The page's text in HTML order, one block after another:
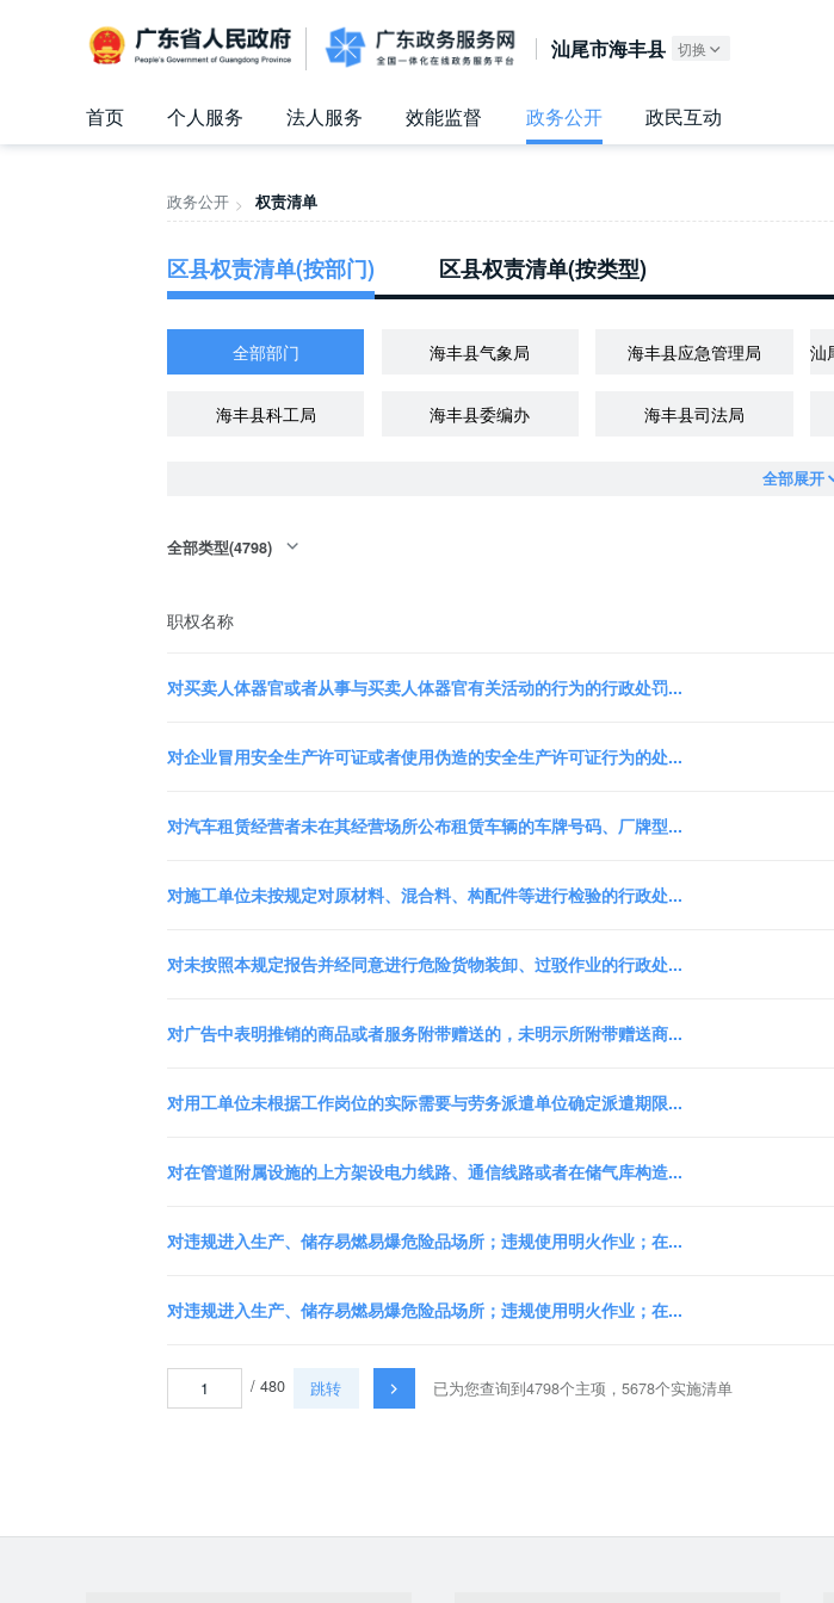
信访相关法规
信访常见问题
广东省人民政府 广东政务服务网
汕尾市海丰县 切换
首页 个人服务 法人服务 效能监督 政务公开 政民互动
政务公开 > 权责清单
区县权责清单(按部门) 区县权责清单(按类型)
全部部门 海丰县气象局 海丰县应急管理局
海丰县科工局 海丰县委编办 海丰县司法局
全部展开
全部类型(4798)
职权名称
对买卖人体器官或者从事与买卖人体器官有关活动的行为的行政处罚...
对企业冒用安全生产许可证或者使用伪造的安全生产许可证行为的处...
对汽车租赁经营者未在其经营场所公布租赁车辆的车牌号码、厂牌型...
对施工单位未按规定对原材料、混合料、构配件等进行检验的行政处...
对未按照本规定报告并经同意进行危险货物装卸、过驳作业的行政处...
对广告中表明推销的商品或者服务附带赠送的，未明示所附带赠送商...
对用工单位未根据工作岗位的实际需要与劳务派遣单位确定派遣期限...
对在管道附属设施的上方架设电力线路、通信线路或者在储气库构造...
对违规进入生产、储存易燃易爆危险品场所；违规使用明火作业；在...
对违规进入生产、储存易燃易爆危险品场所；违规使用明火作业；在...
/ 480 跳转 已为您查询到4798个主项，5678个实施清单